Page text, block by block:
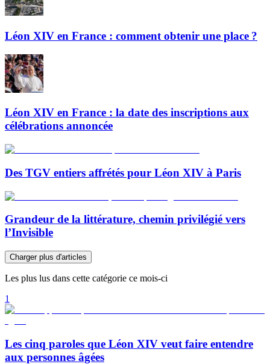
Léon XIV en France : comment obtenir une place ?
Léon XIV en France : la date des inscriptions aux
célébrations annoncée
Des TGV entiers affrétés pour Léon XIV à Paris
Grandeur de la littérature, chemin privilégié vers
l’Invisible
Charger plus d'articles
Les plus lus dans cette catégorie ce mois-ci
1
Les cinq paroles que Léon XIV veut faire entendre
aux personnes âgées